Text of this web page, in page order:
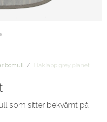
bomull Haklapp grey planet
som sitter bekvämt på